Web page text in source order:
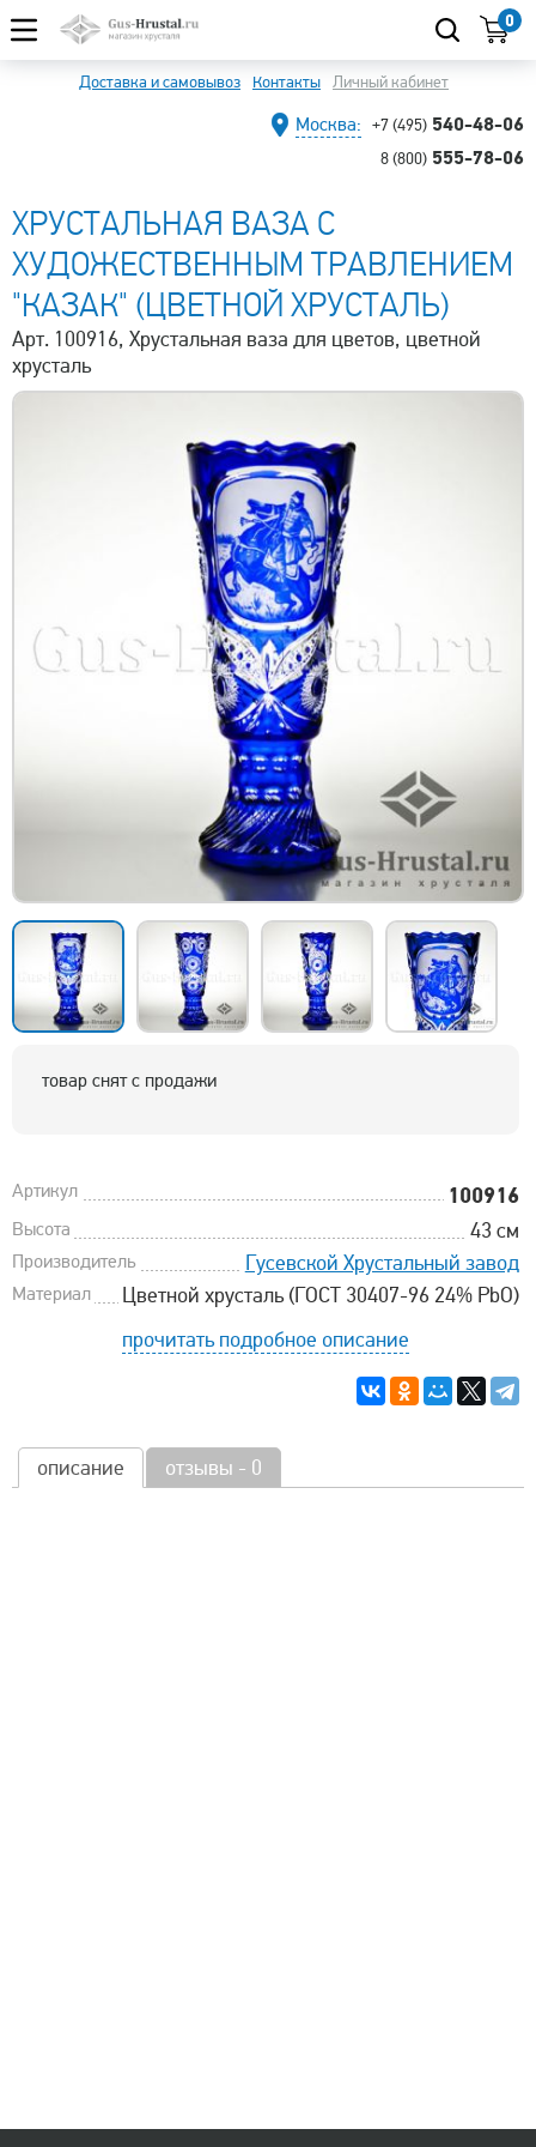
0
Доставка и самовывоз Контакты Личный кабинет
Москва: +7 (495) 540-48-06
8 (800) 555-78-06
ХРУСТАЛЬНАЯ ВАЗА С
ХУДОЖЕСТВЕННЫМ ТРАВЛЕНИЕМ
"КАЗАК" (ЦВЕТНОЙ ХРУСТАЛЬ)
Арт. 100916, Хрустальная ваза для цветов, цветной
хрусталь
товар снят с продажи
Артикул 100916
Высота 43 см
Производитель Гусевской Хрустальный завод
Материал
Цветной хрусталь (ГОСТ 30407-96 24% PbO)
прочитать подробное описание
описание отзывы - 0